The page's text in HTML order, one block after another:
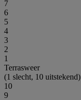
7
6
5
4
3
2
1
Terrasweer
(1 slecht, 10 uitstekend)
10
9